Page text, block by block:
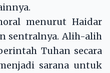
menurut Haidar
sentralnya. Alih-alih
Tuhan secara
sarana untuk